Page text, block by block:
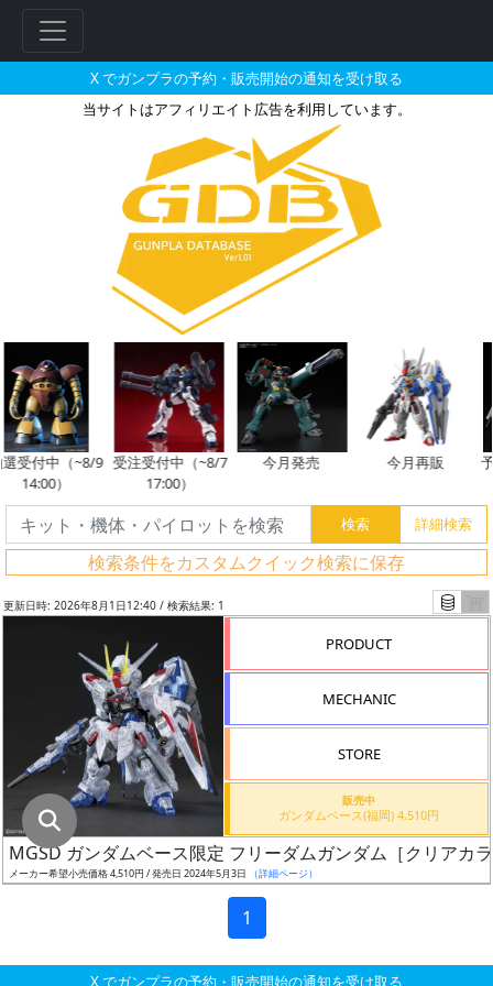
X でガンプラの予約・販売開始の通知を受け取る
当サイトはアフィリエイト広告を利用しています。
MGSD ガンダムベース限定 フリ
受付中（~8/9
14:00）
受注受付中（~8/7
17:00）
今月発売 今月再販
検索条件をカスタムクイック検索に保存
ー
ド
検
索
グ
レ
成
形
更新日時: 2026年8月1日12:40 / 検索結果: 1
PRODUCT
MECHANIC
STORE
販売中
ガンダムベース(福岡) 4,510円
MGSD ガンダムベース限定 フリーダムガンダム［クリアカ
メーカー希望小売価格 4,510円 / 発売日 2024年5月3日 （詳細ページ）
1
X でガンプラの予約・販売開始の通知を受け取る